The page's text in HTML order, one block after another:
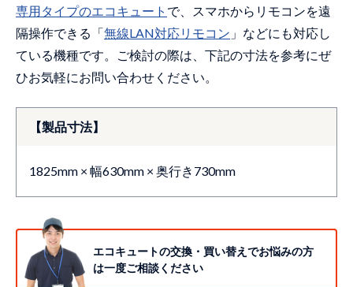
専用タイプのエコキュート で、スマホからリモコンを遠
隔操作できる「無線LAN対応リモコン 」などにも対応し
ている機種です。ご検討の際は、下記の寸法を参考にぜ
ひお気軽にお問い合わせください。
【製品寸法】
1825mm × 幅630mm × 奥行き730mm
エコキュートの交換・買い替えでお悩みの方
は一度ご相談ください